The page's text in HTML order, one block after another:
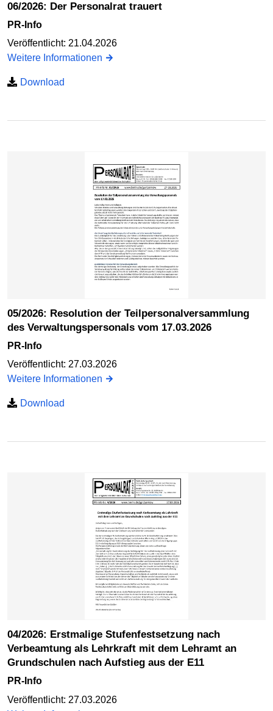
06/2026: Der Personalrat trauert
PR-Info
Veröffentlicht: 21.04.2026
Weitere Informationen
Download
05/2026: Resolution der Teilpersonalversammlung
des Verwaltungspersonals vom 17.03.2026
PR-Info
Veröffentlicht: 27.03.2026
Weitere Informationen
Download
04/2026: Erstmalige Stufenfestsetzung nach
Verbeamtung als Lehrkraft mit dem Lehramt an
Grundschulen nach Aufstieg aus der E11
PR-Info
Veröffentlicht: 27.03.2026